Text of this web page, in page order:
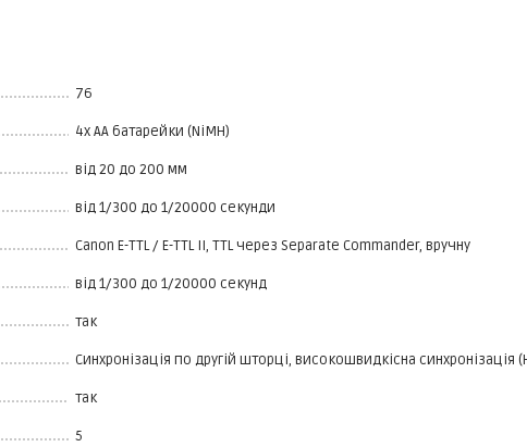
76
4x AA батарейки (NiMH)
від 20 до 200 мм
від 1/300 до 1/20000 секунди
Canon E-TTL / E-TTL II, TTL через Separate Commander, вручну
від 1/300 до 1/20000 секунд
так
Синхронізація по другій шторці, високошвидкісна синхронізація
так
5